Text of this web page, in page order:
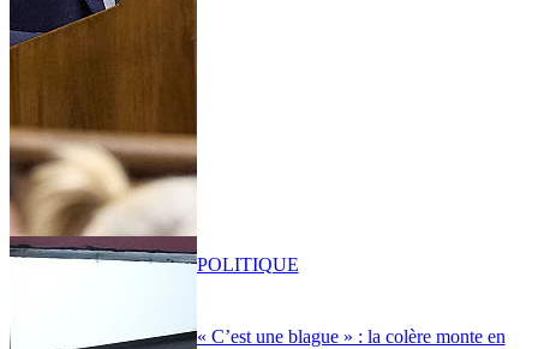
« C’est une blague » : la colère monte en
POLITIQUE